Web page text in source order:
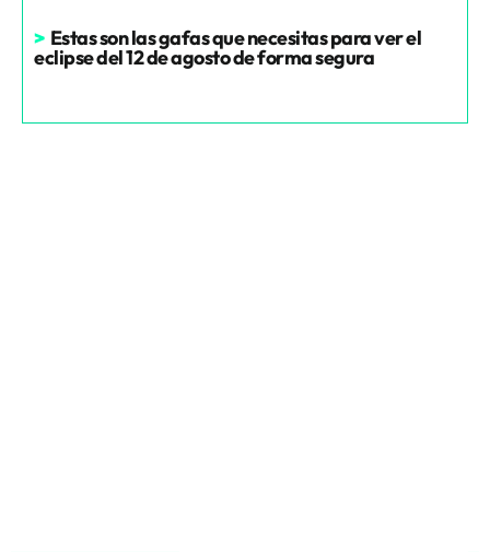
> Estas son las gafas que necesitas para ver el
eclipse del 12 de agosto de forma segura